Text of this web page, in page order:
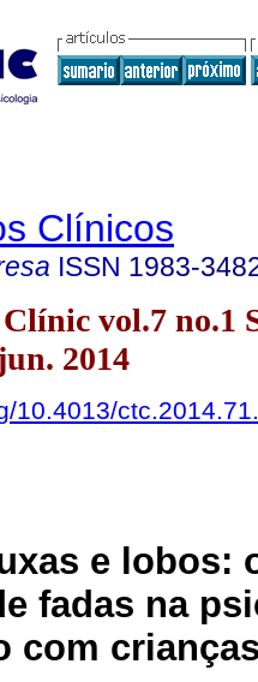
Clínicos
ISSN 1983-
vol.7 no.1
2014
10.4013/
e lobos:
fadas na
com